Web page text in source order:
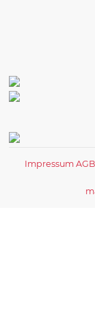
Impressum AGB